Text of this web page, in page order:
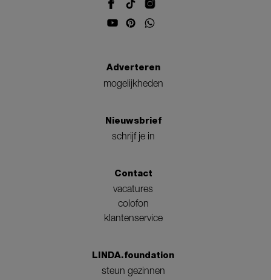
Adverteren
mogelijkheden
Nieuwsbrief
schrijf je in
Contact
vacatures
colofon
klantenservice
LINDA.foundation
steun gezinnen